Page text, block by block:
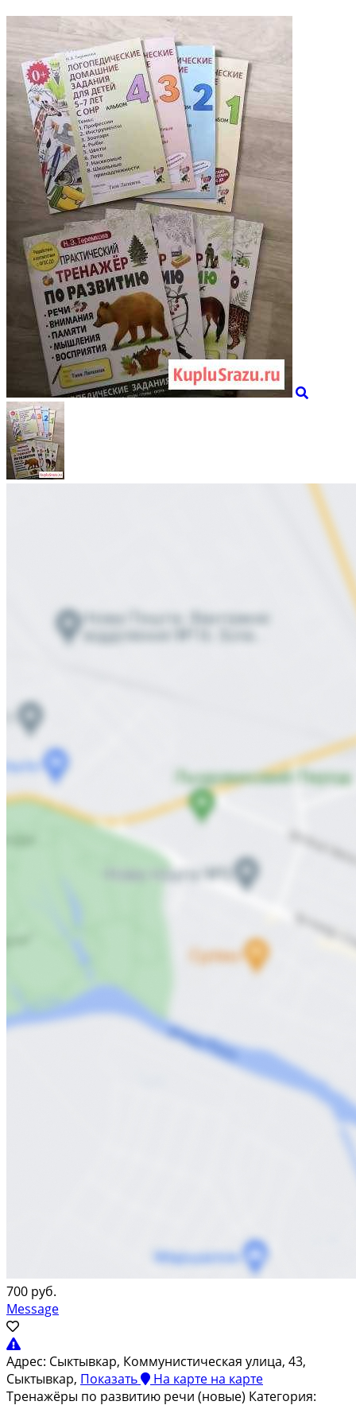
700 руб.
Message
Адрес: Сыктывкар, Коммунистическая улица, 43,
Сыктывкар, Показать На карте на карте
Тренажёры по развитию речи (новые) Категория: